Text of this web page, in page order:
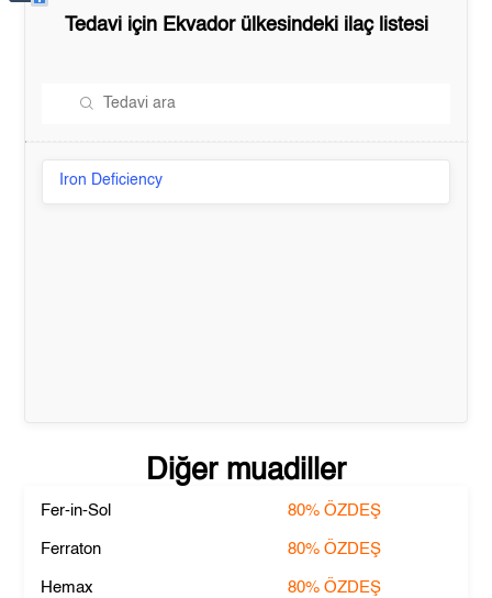
Tedavi için Ekvadorülkesindeki ilaç listesi
Iron Deficiency
Diğer muadiller
Fer-in-Sol 80%ÖZDEŞ
Ferraton 80%ÖZDEŞ
Hemax 80%ÖZDEŞ